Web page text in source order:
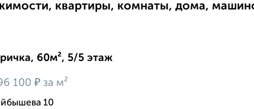
квартиры, комнаты, дома,
60м², 5/5 этаж
100 ₽ за м²
10